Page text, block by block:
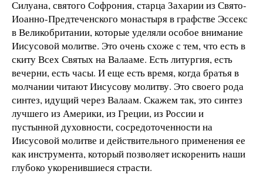
Силуана, святого Софрония, старца Захарии из Свято-
Иоанно-Предтеченского монастыря в графстве Эссекс
в Великобритании, которые уделяли особое внимание
Иисусовой молитве. Это очень схоже с тем, что есть в
скиту Всех Святых на Валааме. Есть литургия, есть
вечерни, есть часы. И еще есть время, когда братья в
молчании читают Иисусову молитву. Это своего рода
синтез, идущий через Валаам. Скажем так, это синтез
лучшего из Америки, из Греции, из России и
пустынной духовности, сосредоточенности на
Иисусовой молитве и действительного применения ее
как инструмента, который позволяет искоренить наши
глубоко укоренившиеся страсти.